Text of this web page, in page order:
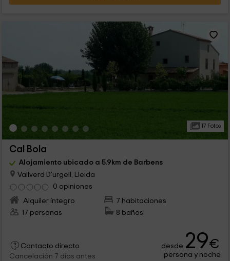
17 Fotos
Cal Bola
Alojamiento ubicado a 5.9km de Barbens
Vallverd D'urgell, Lleida
0 opiniones
Alquiler íntegro
7 habitaciones
17 personas
8 baños
Contacto directo
Cancelación 7 días antes
desde 29€
persona y noche